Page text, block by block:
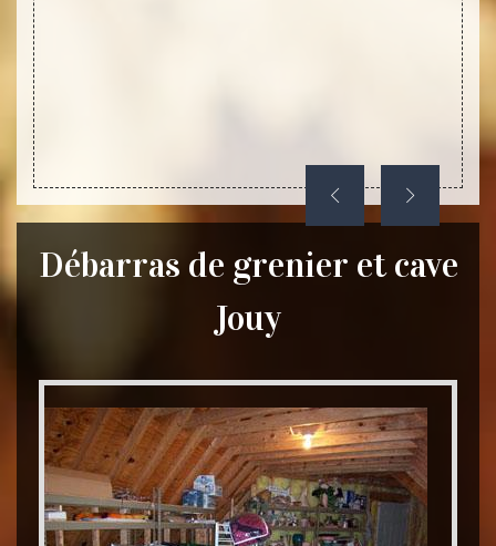
des
Débarras de grenier et cave
Jouy